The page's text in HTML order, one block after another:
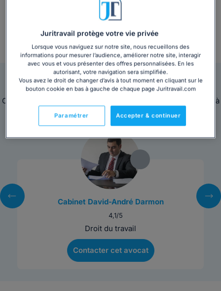
+ 3 000 consultations par mois
Nos avocats sont en ligne pour vous répondre
Ces avocats sont disponibles immédiatement pour répondre à
toutes vos questions juridiques.
Cabinet David-André Darmon
4,1/5
Droit du travail
Contacter cet avocat
Juritravail protège votre vie privée
Lorsque vous naviguez sur notre site, nous recueillons des
informations pour mesurer l’audience, améliorer notre site, interagir
avec vous et vous présenter des offres personnalisées. En les
autorisant, votre navigation sera simplifiée.
Vous avez le droit de changer d’avis à tout moment en cliquant sur le
bouton cookie en bas à gauche de chaque page Juritravail.com
Accepter & continuer
Paramétrer